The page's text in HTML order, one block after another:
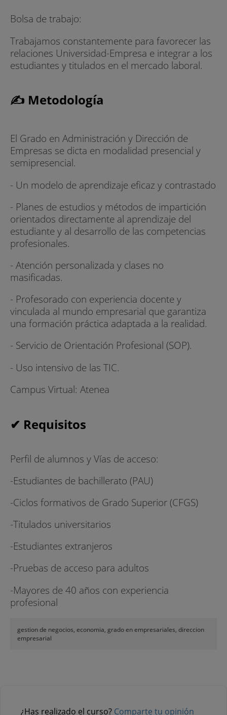
Bolsa de trabajo:
Trabajamos constantemente para favorecer las
relaciones Universidad-Empresa e integrar a los
estudiantes y titulados en el mercado laboral.
✍ Metodología
El Grado en Administración y Dirección de
Empresas se dicta en modalidad presencial y
semipresencial.
- Un modelo de aprendizaje eficaz y contrastado
- Planes de estudios y métodos de impartición
orientados directamente al aprendizaje del
estudiante y al desarrollo de las competencias
profesionales.
- Atención personalizada y clases no
masificadas.
- Profesorado con experiencia docente y
vinculada al mundo empresarial que garantiza
una formación práctica adaptada a la realidad.
- Servicio de Orientación Profesional (SOP).
- Uso intensivo de las TIC.
Campus Virtual: Atenea
✔ Requisitos
Perfil de alumnos y Vías de acceso:
-Estudiantes de bachillerato (PAU)
-Ciclos formativos de Grado Superior (CFGS)
-Titulados universitarios
-Estudiantes extranjeros
-Pruebas de acceso para adultos
-Mayores de 40 años con experiencia
profesional
gestion de negocios, economia, grado en empresariales, direccion
empresarial
¿Has realizado el curso? Comparte tu opinión